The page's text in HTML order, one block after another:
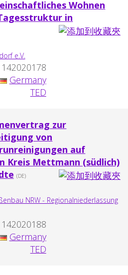
Wohnen
in
e.V.
142020178
Germany
TED
zur
von
auf
Kreis Mettmann (südlich)
(DE)
NRW - Regionalniederlassung
142020188
Germany
TED